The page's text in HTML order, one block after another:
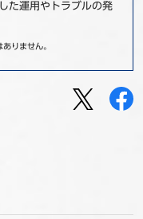
た運用やトラブルの発
りません。